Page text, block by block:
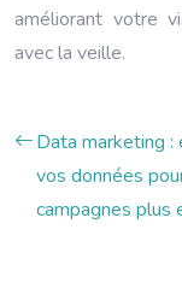
améliorant votre
avec la veille.
Data marketing
vos données
campagnes plus